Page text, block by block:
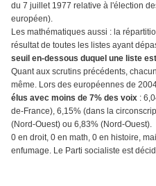
du 7 juillet 1977 relative à l'élection
européen).
Les mathématiques aussi : la
résultat de toutes les listes ayant
seuil en-dessous duquel une liste
Quant aux scrutins précédents,
même. Lors des européennes de
élus avec moins de 7% des voix :
de-France), 6,15% (dans la
(Nord-Ouest) ou 6,83% (Nord-Ouest).
0 en droit, 0 en math, 0 en histoire,
enfumage. Le Parti socialiste est